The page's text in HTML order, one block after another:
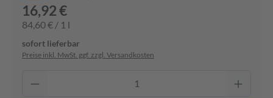
16,92 €
84,60 € / 1 l
sofort lieferbar
Preise inkl. MwSt. ggf. zzgl. Versandkosten